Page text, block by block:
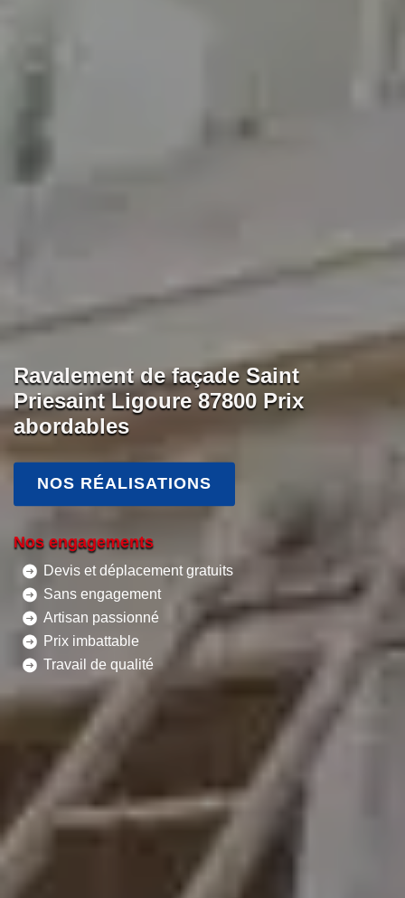
Ravalement de façade Saint
Priesaint Ligoure 87800 Prix
abordables
NOS RÉALISATIONS
Nos engagements
Devis et déplacement gratuits
Sans engagement
Artisan passionné
Prix imbattable
Travail de qualité